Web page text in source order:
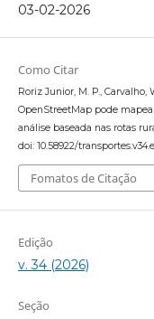
03-02-2026
Como Citar
Roriz Junior, M. P., Carvalho,
OpenStreetMap pode
análise baseada nas rotas
doi: 10.58922/
Fomatos de Citação
Edição
v. 34 (2026)
Seção